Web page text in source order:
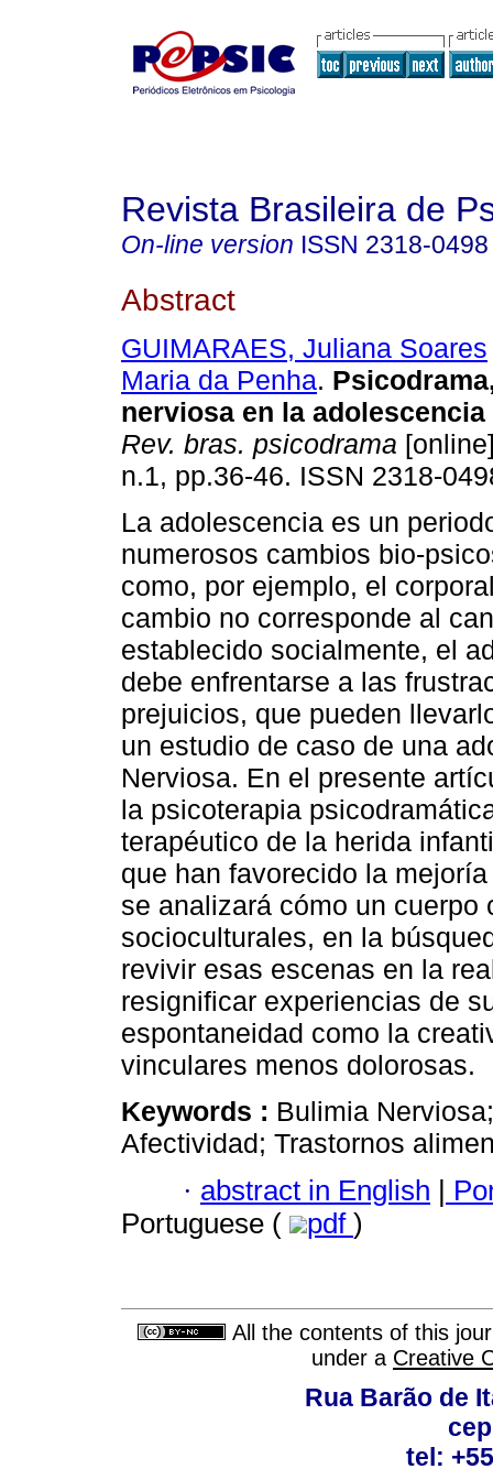
Revista Brasileira de
On-line version ISSN 2318-0498
Abstract
GUIMARAES, Juliana Soares
Maria da Penha.
nerviosa en la
Rev. bras. psicodrama
n.1, pp.36-46. ISSN 2318-
La adolescencia es un
numerosos cambios bio-
como, por ejemplo, el
cambio no corresponde al
establecido socialmente, el
debe enfrentarse a las
prejuicios, que pueden
un estudio de caso de una
Nerviosa. En el presente
la psicoterapia
terapéutico de la herida
que han favorecido la
se analizará cómo un cuerpo
socioculturales, en la
revivir esas escenas en la
resignificar experiencias de
espontaneidad como la
vinculares menos dolorosas.
Keywords : Bulimia
Afectividad; Trastornos
· abstract in English |
Portuguese (
pdf )
All the contents of this
under a Creative
Rua Barão de
tel: